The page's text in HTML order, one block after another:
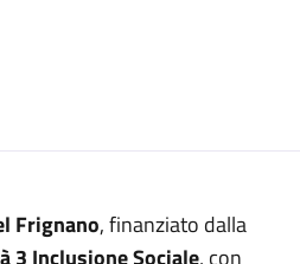
Frignano, finanziato dalla